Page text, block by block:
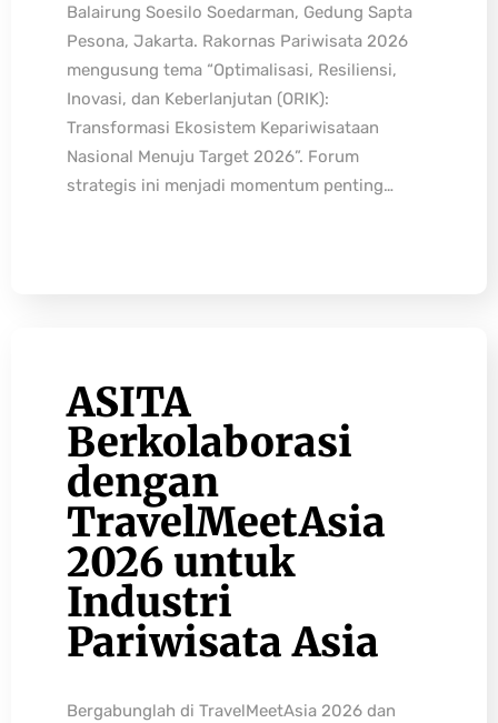
Balairung Soesilo Soedarman, Gedung Sapta
Pesona, Jakarta. Rakornas Pariwisata 2026
mengusung tema “Optimalisasi, Resiliensi,
Inovasi, dan Keberlanjutan (ORIK):
Transformasi Ekosistem Kepariwisataan
Nasional Menuju Target 2026”. Forum
strategis ini menjadi momentum penting…
ASITA
Berkolaborasi
dengan
TravelMeetAsia
2026 untuk
Industri
Pariwisata Asia
Bergabunglah di TravelMeetAsia 2026 dan